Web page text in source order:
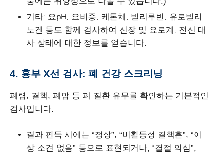
기타: 요pH, 요비중, 케톤체, 빌리루빈, 유로빌리
노겐 등도 함께 검사하여 신장 및 요로계, 전신 대
사 상태에 대한 정보를 얻습니다.
4. 흉부 X선 검사: 폐 건강 스크리닝
폐렴, 결핵, 폐암 등 폐 질환 유무를 확인하는 기본적인
검사입니다.
결과 판독 시에는 “정상”, “비활동성 결핵흔”, “이
상 소견 없음” 등으로 표현되거나, “결절 의심”,